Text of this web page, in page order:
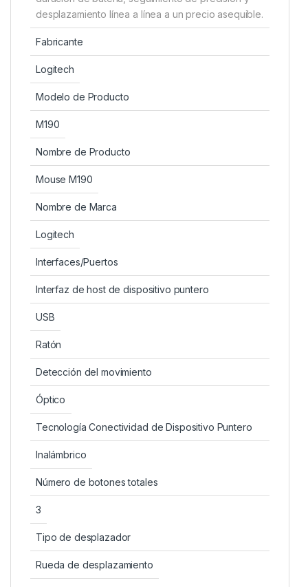
desplazamiento línea a línea a un precio asequible.
Fabricante
Logitech
Modelo de Producto
M190
Nombre de Producto
Mouse M190
Nombre de Marca
Logitech
Interfaces/Puertos
Interfaz de host de dispositivo puntero
USB
Ratón
Detección del movimiento
Óptico
Tecnología Conectividad de Dispositivo Puntero
Inalámbrico
Número de botones totales
3
Tipo de desplazador
Rueda de desplazamiento